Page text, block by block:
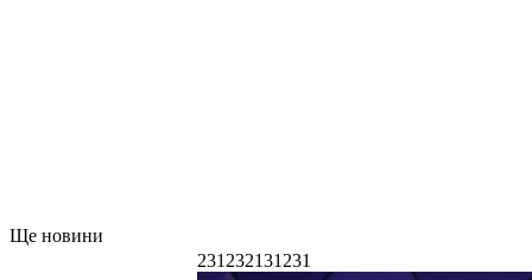
Ще новини
231232131231